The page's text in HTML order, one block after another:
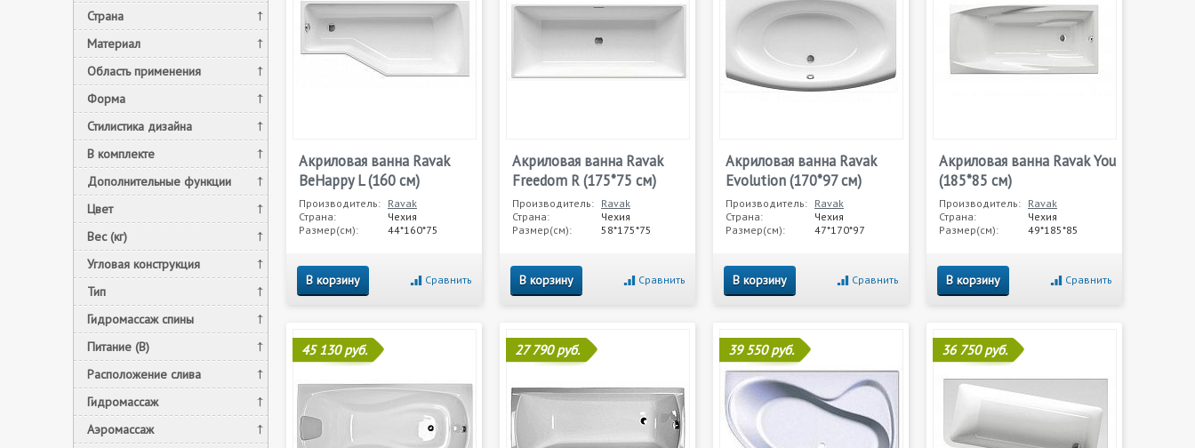
Страна
Материал
Область применения
Форма
Стилистика дизайна
В комплекте
Дополнительные функции
Цвет
Вес (кг)
Угловая конструкция
Тип
Гидромассаж спины
Питание (В)
Расположение слива
Гидромассаж
Аэромассаж
Акриловая ванна Ravak
BeHappy L (160 см)
Производитель: Ravak
Страна:
Чехия
Размер(см):
44*160*75
В корзину Сравнить
Акриловая ванна Ravak
Freedom R (175*75 см)
Производитель: Ravak
Страна:
Чехия
Размер(см):
58*175*75
В корзину Сравнить
Акриловая ванна Ravak
Evolution (170*97 см)
Производитель: Ravak
Страна:
Чехия
Размер(см):
47*170*97
В корзину Сравнить
Акриловая ванна Ravak You
(185*85 см)
Производитель: Ravak
Страна:
Чехия
Размер(см):
49*185*85
В корзину Сравнить
45 130 руб. 27 790 руб. 39 550 руб. 36 750 руб.